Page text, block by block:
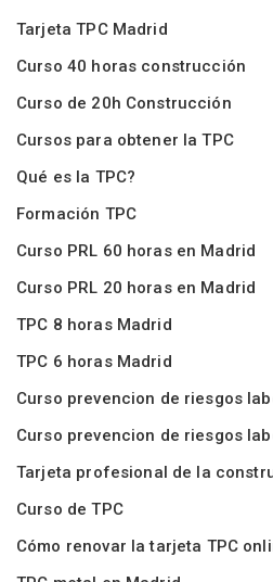
Tarjeta TPC Madrid
Curso 40 horas construcción
Curso de 20h Construcción
Cursos para obtener la TPC
Qué es la TPC?
Formación TPC
Curso PRL 60 horas en Madrid
Curso PRL 20 horas en Madrid
TPC 8 horas Madrid
TPC 6 horas Madrid
Curso prevencion de riesgos
Curso prevencion de riesgos
Tarjeta profesional de la
Curso de TPC
Cómo renovar la tarjeta TPC